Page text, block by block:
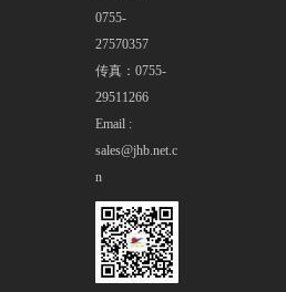
0755-
27570357
传真：0755-
29511266
Email :
sales@jhb.net.c
n